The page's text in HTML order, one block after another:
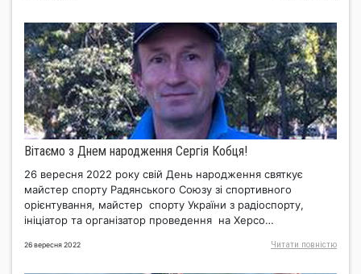
Вітаємо з Днем народження Сергія Кобця!
26 вересня 2022 року свій День народження святкує
майстер спорту Радянського Союзу зі спортивного
орієнтування, майстер спорту України з радіоспорту,
ініціатор та організатор проведення на Херсо…
26 вересня 2022 Читати повнiстю